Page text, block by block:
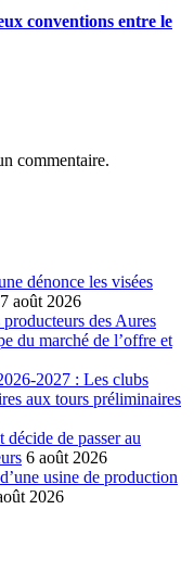
conventions entre le
commentaire.
dénonce les visées
7 août 2026
des Aures
du marché de l’offre et
2027 : Les clubs
aux tours préliminaires
de passer au
6 août 2026
usine de production
2026